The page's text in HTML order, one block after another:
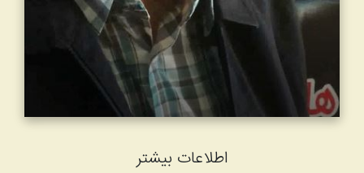
اطلاعات بیشتر